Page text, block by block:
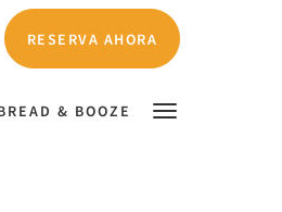
RESERVA AHORA
& BOOZE